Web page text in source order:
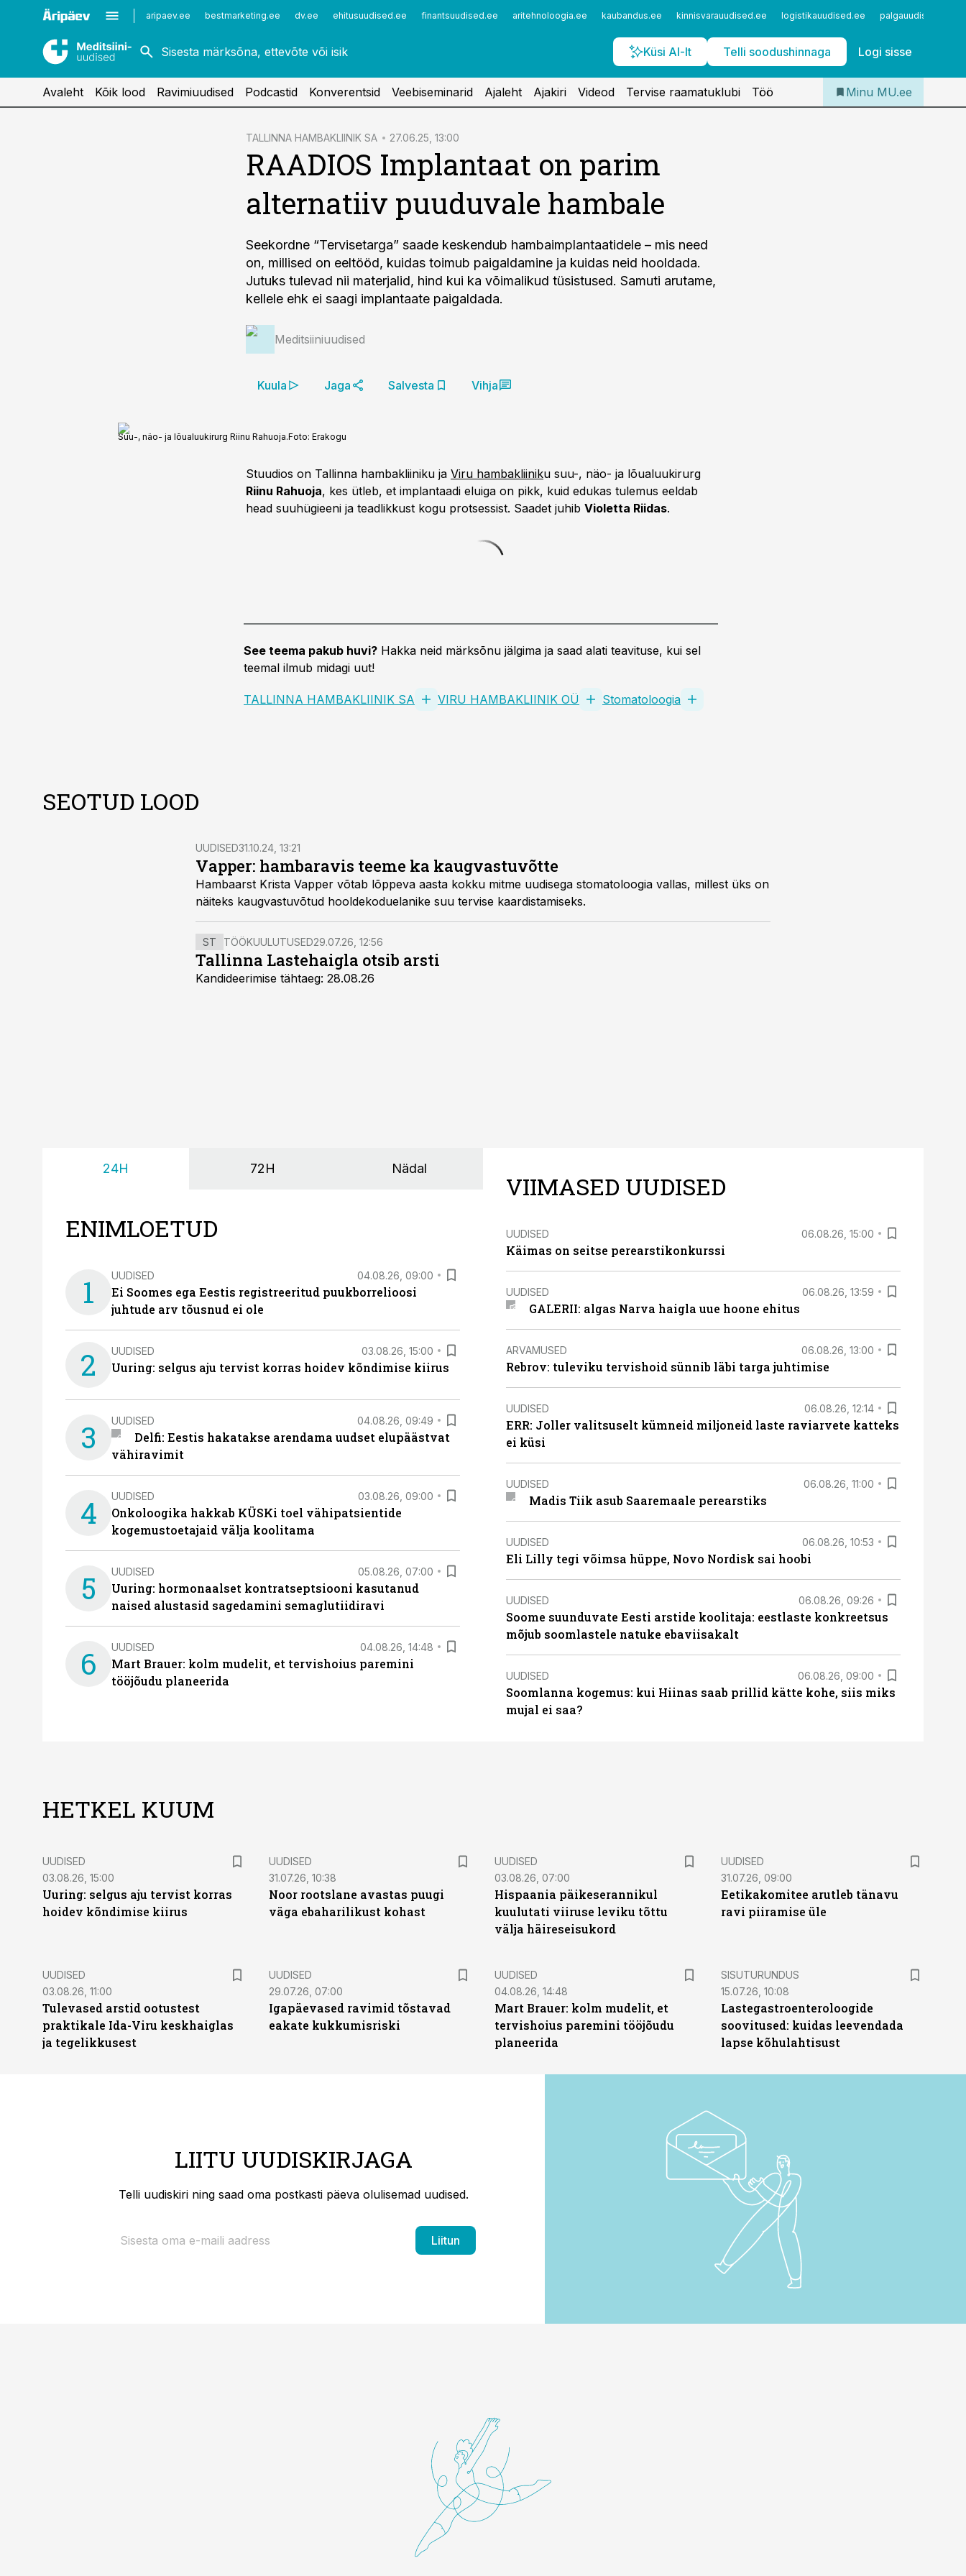
aripaev.ee bestmarketing.ee dv.ee ehitusuudised.ee finantsuudised.ee aritehnoloogia.ee kaubandus.ee kinnisvarauudised.ee logistikauudised.ee palgauudised.ee
Küsi AI-lt Telli soodushinnaga Logi sisse
Kirurgia
Naistehaigused
Vaktsineerimine
Iseteenindus
Telli Meditsiiniuudised
Avaleht Kõik lood Ravimiuudised Podcastid Konverentsid Veebiseminarid Ajaleht Ajakiri Videod Tervise raamatuklubi Töö Minu MU.ee
TALLINNA HAMBAKLIINIK SA 27.06.25, 13:00
RAADIOS Implantaat on parim
alternatiiv puuduvale hambale
Seekordne “Tervisetarga” saade keskendub hambaimplantaatidele – mis need
on, millised on eeltööd, kuidas toimub paigaldamine ja kuidas neid hooldada.
Jutuks tulevad nii materjalid, hind kui ka võimalikud tüsistused. Samuti arutame,
kellele ehk ei saagi implantaate paigaldada.
Meditsiiniuudised
Kuula Jaga Salvesta Vihja
Suu-, näo- ja lõualuukirurg Riinu Rahuoja.Foto: Erakogu
Stuudios on Tallinna hambakliiniku ja Viru hambakliiniku suu-, näo- ja lõualuukirurg
Riinu Rahuoja, kes ütleb, et implantaadi eluiga on pikk, kuid edukas tulemus eeldab
head suuhügieeni ja teadlikkust kogu protsessist. Saadet juhib Violetta Riidas.
See teema pakub huvi? Hakka neid märksõnu jälgima ja saad alati teavituse, kui sel
teemal ilmub midagi uut!
TALLINNA HAMBAKLIINIK SA VIRU HAMBAKLIINIK OÜ Stomatoloogia
SEOTUD LOOD
UUDISED31.10.24, 13:21
Vapper: hambaravis teeme ka kaugvastuvõtte
Hambaarst Krista Vapper võtab lõppeva aasta kokku mitme uudisega stomatoloogia vallas, millest üks on
näiteks kaugvastuvõtud hooldekoduelanike suu tervise kaardistamiseks.
ST TÖÖKUULUTUSED29.07.26, 12:56
Tallinna Lastehaigla otsib arsti
Kandideerimise tähtaeg: 28.08.26
24H 72H Nädal
ENIMLOETUD
1 UUDISED 04.08.26, 09:00
Ei Soomes ega Eestis registreeritud puukborrelioosi
juhtude arv tõusnud ei ole
2 UUDISED 03.08.26, 15:00
Uuring: selgus aju tervist korras hoidev kõndimise kiirus
3 UUDISED 04.08.26, 09:49
Delfi: Eestis hakatakse arendama uudset elupäästvat
vähiravimit
4 UUDISED 03.08.26, 09:00
Onkoloogika hakkab KÜSKi toel vähipatsientide
kogemustoetajaid välja koolitama
5 UUDISED 05.08.26, 07:00
Uuring: hormonaalset kontratseptsiooni kasutanud
naised alustasid sagedamini semaglutiidiravi
6 UUDISED 04.08.26, 14:48
Mart Brauer: kolm mudelit, et tervishoius paremini
tööjõudu planeerida
VIIMASED UUDISED
UUDISED 06.08.26, 15:00
Käimas on seitse perearstikonkurssi
UUDISED 06.08.26, 13:59
GALERII: algas Narva haigla uue hoone ehitus
ARVAMUSED 06.08.26, 13:00
Rebrov: tuleviku tervishoid sünnib läbi targa juhtimise
UUDISED 06.08.26, 12:14
ERR: Joller valitsuselt kümneid miljoneid laste raviarvete katteks
ei küsi
UUDISED 06.08.26, 11:00
Madis Tiik asub Saaremaale perearstiks
UUDISED 06.08.26, 10:53
Eli Lilly tegi võimsa hüppe, Novo Nordisk sai hoobi
UUDISED 06.08.26, 09:26
Soome suunduvate Eesti arstide koolitaja: eestlaste konkreetsus
mõjub soomlastele natuke ebaviisakalt
UUDISED 06.08.26, 09:00
Soomlanna kogemus: kui Hiinas saab prillid kätte kohe, siis miks
mujal ei saa?
HETKEL KUUM
UUDISED
03.08.26, 15:00
Uuring: selgus aju tervist korras
hoidev kõndimise kiirus
UUDISED
31.07.26, 10:38
Noor rootslane avastas puugi
väga ebaharilikust kohast
UUDISED
03.08.26, 07:00
Hispaania päikeserannikul
kuulutati viiruse leviku tõttu
välja häireseisukord
UUDISED
31.07.26, 09:00
Eetikakomitee arutleb tänavu
ravi piiramise üle
UUDISED
03.08.26, 11:00
Tulevased arstid ootustest
praktikale Ida-Viru keskhaiglas
ja tegelikkusest
UUDISED
29.07.26, 07:00
Igapäevased ravimid tõstavad
eakate kukkumisriski
UUDISED
04.08.26, 14:48
Mart Brauer: kolm mudelit, et
tervishoius paremini tööjõudu
planeerida
ST
SISUTURUNDUS
15.07.26, 10:08
Lastegastroenteroloogide
soovitused: kuidas leevendada
lapse kõhulahtisust
LIITU UUDISKIRJAGA
Telli uudiskiri ning saad oma postkasti päeva olulisemad uudised.
Liitun